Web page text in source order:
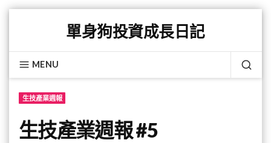
content
單身狗投資成長日記
MENU
生技產業週報
生技產業週報 #5